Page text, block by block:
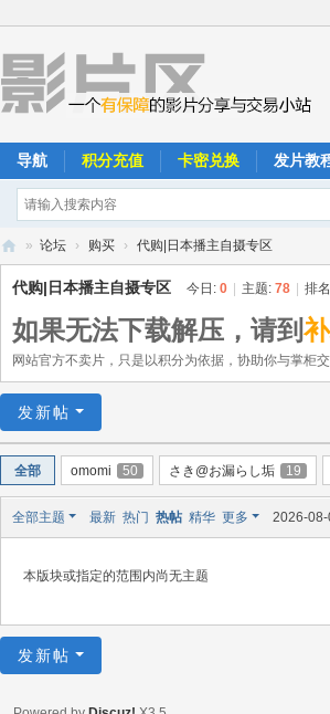
导航 积分充值 卡密兑换 发片教
影
区
» 论坛 › 购买 › 代购|日本播主自摄专区
代购|日本播主自摄专区 今日: 0 主题: 78 排
如果无法下载解压，请到
网站官方不卖片，只是以积分为依据，协助你与掌柜
发新帖
全部 omomi 50 さき@お漏らし垢 19
全部主题 最新 热门 热帖 精华 更多 2026-08-
本版块或指定的范围内尚无主题
发新帖